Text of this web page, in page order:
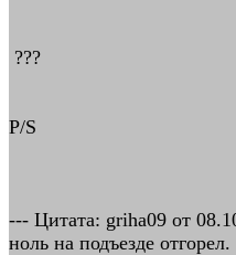
???
P/S
--- Цитата: griha09 от
ноль на подъезде отгорел.